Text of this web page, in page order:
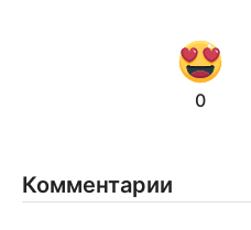
0
Комментарии